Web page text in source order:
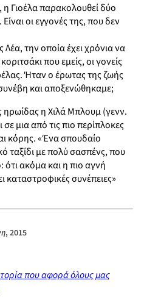
η Γιοέλα παρακολουθεί δύο
οι εγγονές της, που δεν
Λέα, την οποία έχει χρόνια να
που εμείς, οι γονείς
Ήταν ο έρωτας της ζωής
και αποξενώθηκαμε;
ηρωίδας η Χιλά Μπλουμ (γενν.
μια από τις πιο περίπλοκες
κόρης. «Ένα σπουδαίο
ταξίδι με πολύ σασπένς, που
ακόμα και η πιο αγνή
καταστροφικές συνέπειες»
, 2015
που αφορά όλους μας